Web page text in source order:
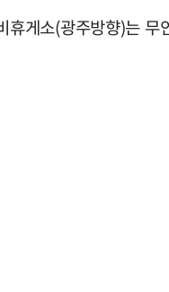
휴게소(광주방향)는